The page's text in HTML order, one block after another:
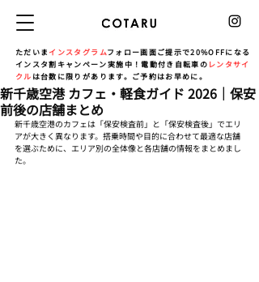
ただいま インスタグラムフォロー画面ご提示で20%OFFになる
インスタ割キャンペーン実施中！電動付き自転車の レンタサイ
クル は台数に限りがあります。ご予約はお早めに。
新千歳空港 カフェ・軽食ガイド 2026｜保安
前後の店舗まとめ
新千歳空港のカフェは「保安検査前」と「保安検査後」でエリ
アが大きく異なります。搭乗時間や目的に合わせて最適な店舗
を選ぶために、エリア別の全体像と各店舗の情報をまとめまし
た。